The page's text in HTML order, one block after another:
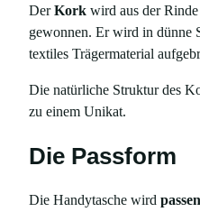
e
5
M
e
e
DerKork wird aus der
gewonnen. Er wird in dünne
textiles Trägermaterial
Die natürliche Struktur des
zu einem Unikat.
Die Passform
Die Handytasche wird